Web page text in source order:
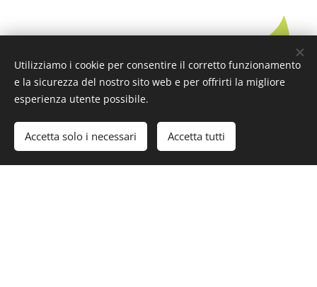
Utilizziamo i cookie per consentire il corretto funzionamento
e la sicurezza del nostro sito web e per offrirti la migliore
esperienza utente possibile.
Accetta solo i necessari Accetta tutti